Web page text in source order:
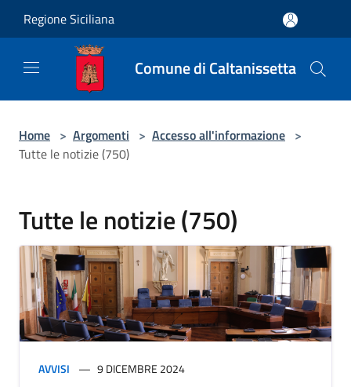
Regione Siciliana
Comune di Caltanissetta
Home > Argomenti > Accesso all'informazione >
Tutte le notizie (750)
Tutte le notizie (750)
AVVISI 9 DICEMBRE 2024